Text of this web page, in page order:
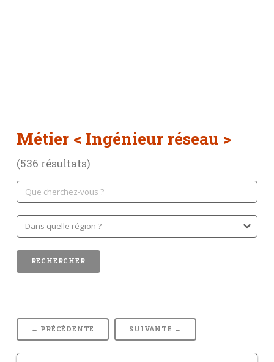
Métier < Ingénieur réseau >
(536 résultats)
← PRÉCÉDENTE SUIVANTE →